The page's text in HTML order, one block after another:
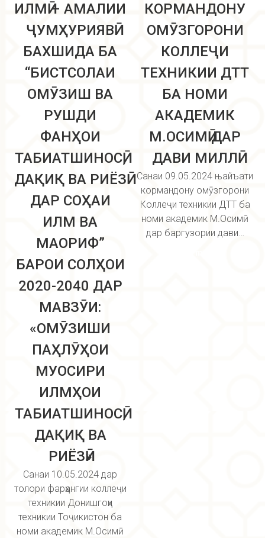
ИЛМӢ – АМАЛИИ
ҶУМҲУРИЯВӢ
БАХШИДА БА
“БИСТСОЛАИ
ОМӮЗИШ ВА
РУШДИ
ФАНҲОИ
ТАБИАТШИНОСӢ,
ДАҚИҚ ВА РИЁЗӢ
ДАР СОҲАИ
ИЛМ ВА
МАОРИФ”
БАРОИ СОЛҲОИ
2020-2040 ДАР
МАВЗӮИ:
«ОМӮЗИШИ
ПАҲЛӮҲОИ
МУОСИРИ
ИЛМҲОИ
ТАБИАТШИНОСӢ,
ДАҚИҚ ВА
РИЁЗӢ»
Санаи 10.05.2024 дар
толори фарҳангии коллеҷи
техникии Донишгоҳи
техникии Тоҷикистон ба
номи академик М.Осимӣ
КОРМАНДОНУ
ОМӮЗГОРОНИ
КОЛЛЕҶИ
ТЕХНИКИИ ДТТ
БА НОМИ
АКАДЕМИК
М.ОСИМӢ ДАР
ДАВИ МИЛЛӢ
Санаи 09.05.2024 њайъати
кормандону омӯзгорони
Коллеҷи техникии ДТТ ба
номи академик М.Осимӣ
дар баргузории дави…